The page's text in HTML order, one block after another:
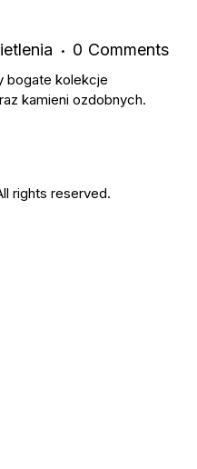
0 Comments
bogate kolekcje
kamieni ozdobnych.
rights reserved.